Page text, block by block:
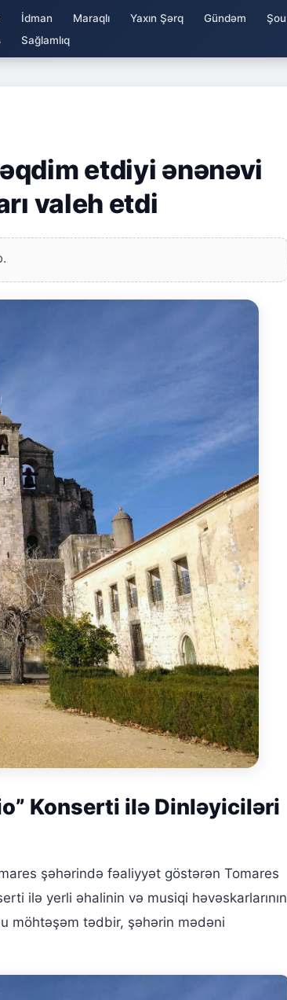
İdman Maraqlı Yaxın Şərq Gündəm Şou
Sağlamlıq
etdiyi ənənəvi
valeh etdi
Konserti ilə Dinləyiciləri
şəhərində fəaliyyət göstərən Tomares
ilə yerli əhalinin və musiqi həvəskarlarının
möhtəşəm tədbir, şəhərin mədəni